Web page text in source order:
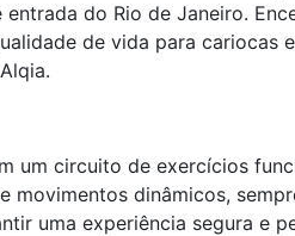
do Rio de Janeiro.
de vida para cariocas
um circuito de exercícios
movimentos dinâmicos,
uma experiência segura e